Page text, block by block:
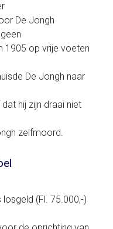
De Jongh
1905 op vrije voeten
De Jongh naar
hij zijn draai niet
zelfmoord.
(Fl. 75.000,-)